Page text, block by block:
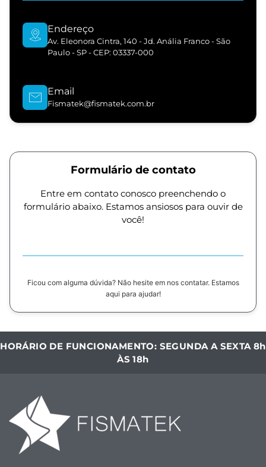
Endereço
Av. Eleonora Cintra, 140 - Jd. Anália Franco - São
Paulo - SP - CEP: 03337-000
Email
Fismatek@fismatek.com.br
Formulário de contato
Entre em contato conosco preenchendo o
formulário abaixo. Estamos ansiosos para ouvir de
você!
Ficou com alguma dúvida? Não hesite em nos contatar. Estamos
aqui para ajudar!
HORÁRIO DE FUNCIONAMENTO: SEGUNDA A SEXTA 8h
ÀS 18h